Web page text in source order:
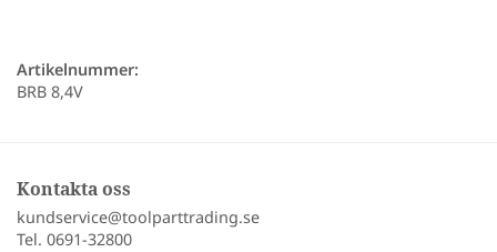
Artikelnummer:
BRB 8,4V
Kontakta oss
kundservice@toolparttrading.se
Tel. 0691-32800